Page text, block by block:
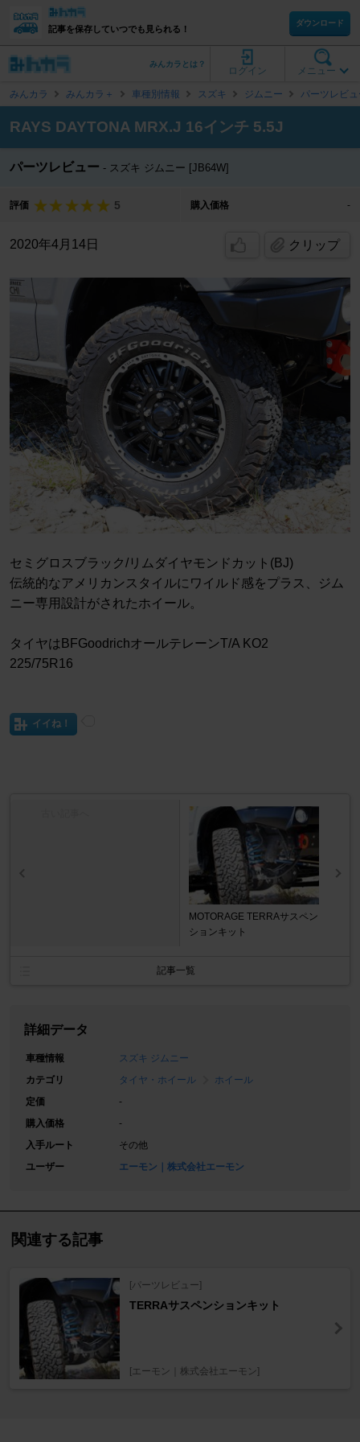
記事を保存していつでも見られる！
ダウンロード
メニュー
ログイン
みんカラとは？
みんカラ みんカラ＋ 車種別情報 スズキ ジムニー パーツレビ
RAYS DAYTONA MRX.J 16インチ 5.5J
パーツレビュー スズキ ジムニー [JB64W]
評価 5 購入価格 -
2020年4月14日 クリップ
セミグロスブラック/リムダイヤモンドカット(BJ)
伝統的なアメリカンスタイルにワイルド感をプラス、ジム
ニー専用設計がされたホイール。
タイヤはBFGoodrichオールテレーンT/A KO2
225/75R16
イイね！
MOTORAGE TERRAサスペン
ションキット
記事一覧
詳細データ
車種情報
スズキ ジムニー
カテゴリ
タイヤ・ホイール
ホイール
定価
-
購入価格
-
入手ルート
その他
ユーザー
エーモン｜株式会社エーモン
関連する記事
[パーツレビュー]
TERRAサスペンションキット
[エーモン｜株式会社エーモン]